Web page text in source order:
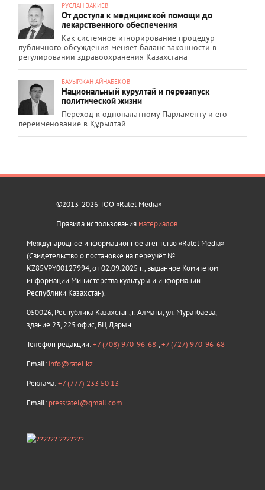
РУСЛАН ЗАКИЕВ
От доступа к медицинской помощи до
лекарственного обеспечения
Как системное игнорирование процедур
публичного обсуждения меняет баланс законности в
регулировании здравоохранения Казахстана
БАУЫРЖАН АЙНАБЕКОВ
Национальный курултай и перезапуск
политической жизни
Переход к однопалатному Парламенту и его
переименование в Құрылтай
©2013-2026 ТОО «Ratel Media»
Правила использования материалов
Международное информационное агентство «Ratel Media»
(Свидетельство о постановке на переучёт №
KZ85VPY00127994, от 02.09.2025 г., выданное Комитетом
информации Министерства культуры и информации
Республики Казахстан).
050026, Республика Казахстан, г. Алматы, ул. Муратбаева,
здание 23, 225 офис, БЦ Дарын
Телефон редакции:+7 (708) 970-96-68 ;+7 (727) 970-96-68
Email: info@ratel.kz
Реклама:+7 (777) 233 50 13
Email: pressratel@gmail.com